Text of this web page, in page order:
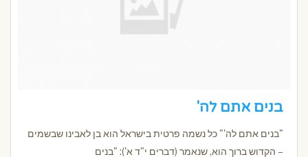
בנים אתם לה'
"בנים אתם לה'" כל נשמה פרטית בישראל הוא בן לאבינו שבשמים
– הקדוש ברוך הוא, שנאמר (דברים י"ד א'): "בנים